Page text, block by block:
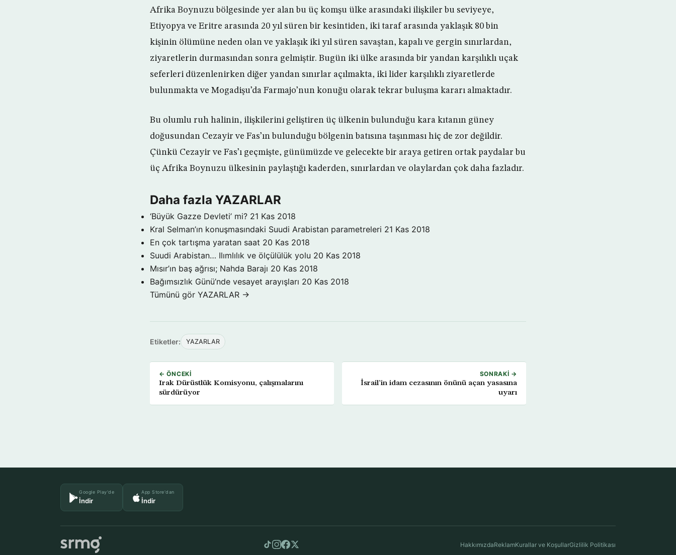
Afrika Boynuzu bölgesinde yer alan bu üç komşu ülke arasındaki ilişkiler bu seviyeye,
Etiyopya ve Eritre arasında 20 yıl süren bir kesintiden, iki taraf arasında yaklaşık 80 bin
kişinin ölümüne neden olan ve yaklaşık iki yıl süren savaştan, kapalı ve gergin sınırlardan,
ziyaretlerin durmasından sonra gelmiştir. Bugün iki ülke arasında bir yandan karşılıklı uçak
seferleri düzenlenirken diğer yandan sınırlar açılmakta, iki lider karşılıklı ziyaretlerde
bulunmakta ve Mogadişu’da Farmajo’nun konuğu olarak tekrar buluşma kararı almaktadır.
Bu olumlu ruh halinin, ilişkilerini geliştiren üç ülkenin bulunduğu kara kıtanın güney
doğusundan Cezayir ve Fas’ın bulunduğu bölgenin batısına taşınması hiç de zor değildir.
Çünkü Cezayir ve Fas’ı geçmişte, günümüzde ve gelecekte bir araya getiren ortak paydalar bu
üç Afrika Boynuzu ülkesinin paylaştığı kaderden, sınırlardan ve olaylardan çok daha fazladır.
Daha fazla YAZARLAR
‘Büyük Gazze Devleti’ mi? 21 Kas 2018
Kral Selman’ın konuşmasındaki Suudi Arabistan parametreleri 21 Kas 2018
En çok tartışma yaratan saat 20 Kas 2018
Suudi Arabistan… Ilımlılık ve ölçülülük yolu 20 Kas 2018
Mısır’ın baş ağrısı; Nahda Barajı 20 Kas 2018
Bağımsızlık Günü’nde vesayet arayışları 20 Kas 2018
Tümünü gör YAZARLAR →
Etiketler: YAZARLAR
← ÖNCEKI
Irak Dürüstlük Komisyonu, çalışmalarını
sürdürüyor
SONRAKI →
İsrail’in idam cezasının önünü açan yasasına
uyarı
Google Play'de
İndir
App Store'dan
İndir
HakkımızdaReklamKurallar ve KoşullarGizlilik Politikası